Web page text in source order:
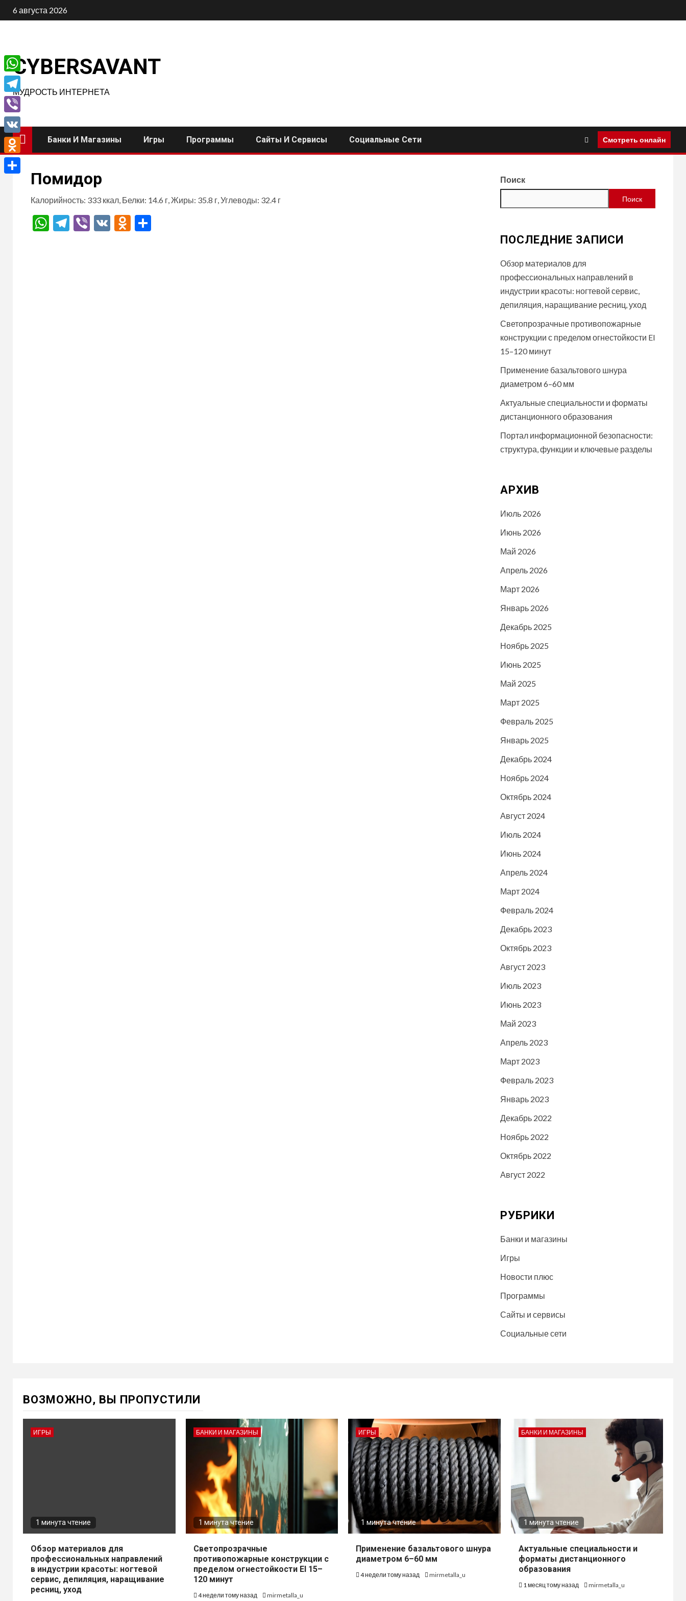
Перейти
к
6 августа 2026
CYBERSAVANT
МУДРОСТЬ ИНТЕРНЕТА
Банки И Магазины Игры Программы Сайты И Сервисы Социальные Сети Смотреть онлайн
Помидор
Калорийность: 333 ккал, Белки: 14.6 г, Жиры: 35.8 г, Углеводы: 32.4 г
WhatsApp
Telegram
Viber
VK Odnoklassniki
Поиск
Поиск
ПОСЛЕДНИЕ ЗАПИСИ
Обзор материалов для
профессиональных направлений в
индустрии красоты: ногтевой сервис,
депиляция, наращивание ресниц, уход
Светопрозрачные противопожарные
конструкции с пределом огнестойкости EI
15–120 минут
Применение базальтового шнура
диаметром 6–60 мм
Актуальные специальности и форматы
дистанционного образования
Портал информационной безопасности:
структура, функции и ключевые разделы
АРХИВ
Июль 2026
Июнь 2026
Май 2026
Апрель 2026
Март 2026
Январь 2026
Декабрь 2025
Ноябрь 2025
Июнь 2025
Май 2025
Март 2025
Февраль 2025
Январь 2025
Декабрь 2024
Ноябрь 2024
Октябрь 2024
Август 2024
Июль 2024
Июнь 2024
Апрель 2024
Март 2024
Февраль 2024
Декабрь 2023
Октябрь 2023
Август 2023
Июль 2023
Июнь 2023
Май 2023
Апрель 2023
Март 2023
Февраль 2023
Январь 2023
Декабрь 2022
Ноябрь 2022
Октябрь 2022
Август 2022
РУБРИКИ
Банки и магазины
Игры
Новости плюс
Программы
Сайты и сервисы
Социальные сети
ВОЗМОЖНО, ВЫ ПРОПУСТИЛИ
ИГРЫ
1 минута чтение
Обзор материалов для
профессиональных направлений
в индустрии красоты: ногтевой
сервис, депиляция, наращивание
ресниц, уход
БАНКИ И МАГАЗИНЫ
1 минута чтение
Светопрозрачные
противопожарные конструкции с
пределом огнестойкости EI 15–
120 минут
4 недели тому назад mirmetalla_u
ИГРЫ
1 минута чтение
Применение базальтового шнура
диаметром 6–60 мм
4 недели тому назад mirmetalla_u
БАНКИ И МАГАЗИНЫ
1 минута чтение
Актуальные специальности и
форматы дистанционного
образования
1 месяц тому назад mirmetalla_u
WhatsApp
Telegram
Viber
VK
Odnoklassniki
Отправить